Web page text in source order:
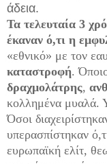
άδεια.
Τα τελευταία 3
έκαναν ό,τι η
«εθνικό» με τον
καταστροφή.
δραχμολάτρης,
κολλημένα μυαλά.
Όσοι
υπερασπίστηκαν
ευρωπαϊκή ελίτ,